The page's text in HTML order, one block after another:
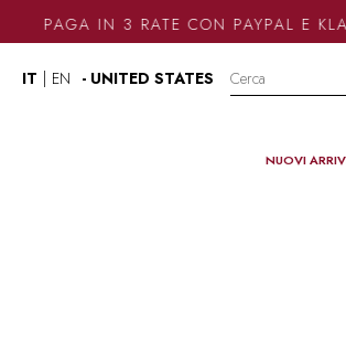
PAGA IN 3 RATE CON PAYPAL E
IT EN - UNITED STATES
NUOVI